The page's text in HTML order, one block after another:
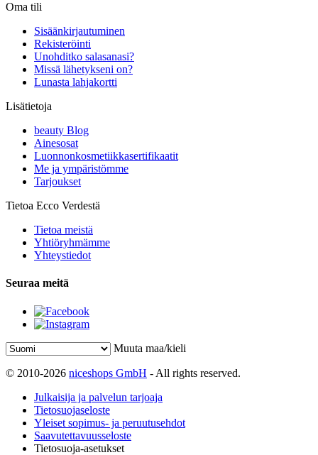
Oma tili
Sisäänkirjautuminen
Rekisteröinti
Unohditko salasanasi?
Missä lähetykseni on?
Lunasta lahjakortti
Lisätietoja
beauty Blog
Ainesosat
Luonnonkosmetiikkasertifikaatit
Me ja ympäristömme
Tarjoukset
Tietoa Ecco Verdestä
Tietoa meistä
Yhtiöryhmämme
Yhteystiedot
Seuraa meitä
Muuta maa/kieli
© 2010-2026 niceshops GmbH - All rights reserved.
Julkaisija ja palvelun tarjoaja
Tietosuojaseloste
Yleiset sopimus- ja peruutusehdot
Saavutettavuusseloste
Tietosuoja-asetukset